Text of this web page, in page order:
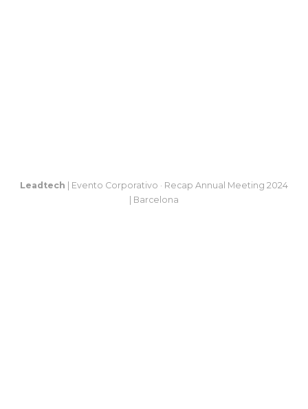
Leadtech | Evento Corporativo · Recap Annual Meeting 2024
| Barcelona